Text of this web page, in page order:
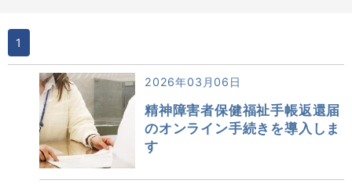
1
2026年03月06日
精神障害者保健福祉手帳返還届
のオンライン手続きを導入しま
す